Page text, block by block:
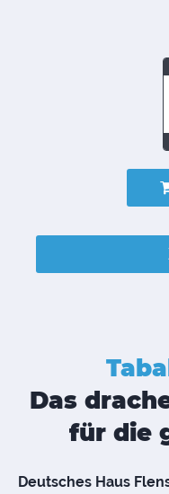
Das
für die
Deutsches Haus